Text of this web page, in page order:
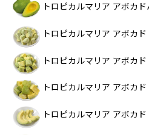
トロピカルマリア アボカド
トロピカルマリア アボカド
トロピカルマリア アボカ
トロピカルマリア アボカド
トロピカルマリア アボカド